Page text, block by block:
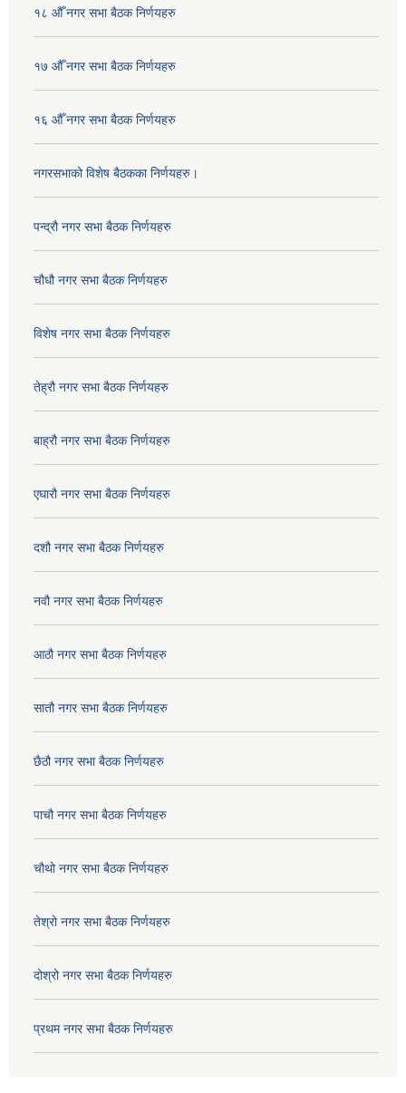
१८ औँ नगर सभा बैठक निर्णयहरु
१७ औँ नगर सभा बैठक निर्णयहरु
१६ औँ नगर सभा बैठक निर्णयहरु
नगरसभाको विशेष बैठकका निर्णयहरु।
पन्द्रौ नगर सभा बैठक निर्णयहरु
चौधौ नगर सभा बैठक निर्णयहरु
विशेष नगर सभा बैठक निर्णयहरु
तेह्रौ नगर सभा बैठक निर्णयहरु
बाह्रौ नगर सभा बैठक निर्णयहरु
एघारौ नगर सभा बैठक निर्णयहरु
दशौ नगर सभा बैठक निर्णयहरु
नवौ नगर सभा बैठक निर्णयहरु
आठौ नगर सभा बैठक निर्णयहरु
सातौ नगर सभा बैठक निर्णयहरु
छैठौ नगर सभा बैठक निर्णयहरु
पाचौ नगर सभा बैठक निर्णयहरु
चौथो नगर सभा बैठक निर्णयहरु
तेश्रो नगर सभा बैठक निर्णयहरु
दोश्रो नगर सभा बैठक निर्णयहरु
प्रथम नगर सभा बैठक निर्णयहरु